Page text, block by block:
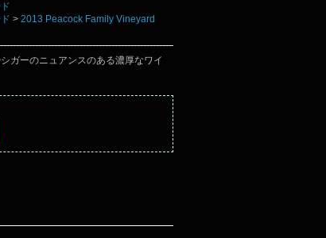
>2013 Peacock Family Vineyard
ガーのニュアンスのある濃厚なワイ